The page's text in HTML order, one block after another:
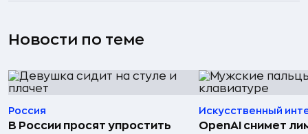
Новости по теме
Россия
В России просят упростить
Искусственный
OpenAI снимет